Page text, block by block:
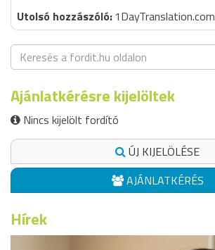
1DayTranslation.com
Ajánlatkérésre kijelöltek
Nincs kijelölt fordító
ÚJ KIJELÖLÉSE
AJÁNLATKÉRÉS
Hírek